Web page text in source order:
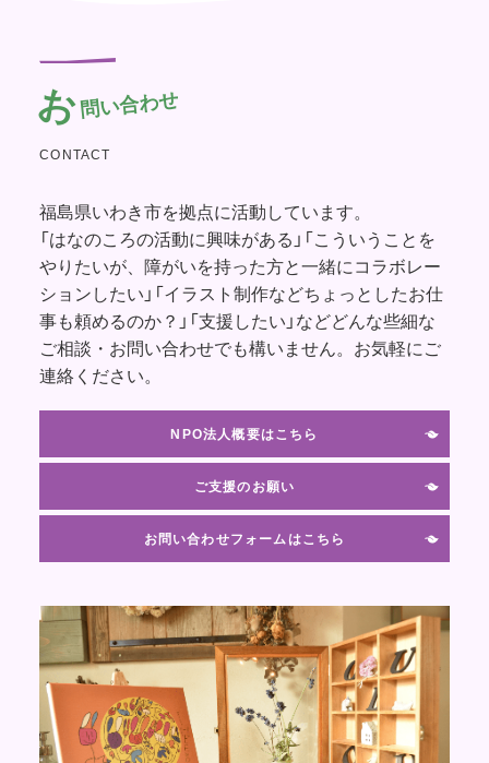
お問い合わせ
CONTACT
福島県いわき市を拠点に活動しています。
「はなのころの活動に興味がある」「こういうことを
やりたいが、障がいを持った方と一緒にコラボレー
ションしたい」「イラスト制作などちょっとしたお仕
事も頼めるのか？」「支援したい」などどんな些細な
ご相談・お問い合わせでも構いません。お気軽にご
連絡ください。
NPO法人概要はこちら
ご支援のお願い
お問い合わせフォームはこちら